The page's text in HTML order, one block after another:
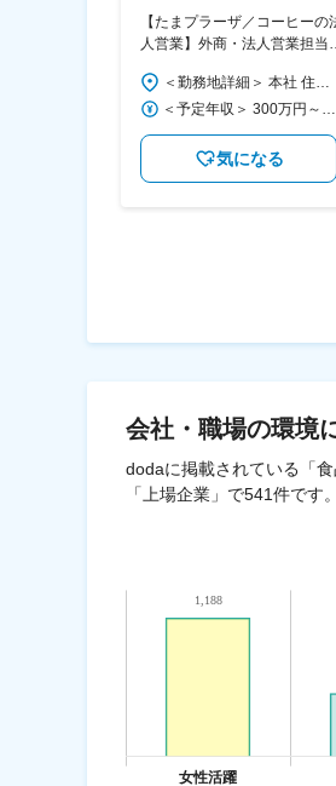
【たまプラーザ／コーヒーの
人営業】外商・法人営業担当～
～
＜勤務地詳細＞ 本社 住所：横浜市青葉区美しが丘4-54-6 勤務地最寄駅：東急田園都市線／たまプラーザ駅 受動喫煙対策：屋内全面禁煙 変更の範囲：会社の定める事業所
＜予定年収＞ 300万円～450万円 ＜賃金形態＞ 年俸制 12分割 ＜賃金内訳＞ 年額（基本給）：2,430,000円～3,644,400円 固定残業手当/月：47,500円～71,300円（固定残業時間30時間0分/月） 超過した時間外労働の残業手当は追加支給 ＜月額＞ 250,000円～375,000円（12分割）（一律手当を含む） ＜昇給有無＞ 有 ＜残業手当＞ 有 ＜給与補足＞ 給与改定：年1回 賃金はあくまでも目安の金額であり、選考を通じて上下する可能性があります。 月給(月額)は固定手当を含めた表記です。
気になる
会社・職場の環境
dodaに掲載されている「
「上場企業」で541件です